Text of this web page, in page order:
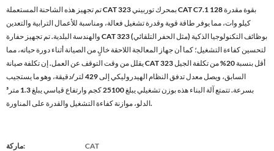
تم تجهيز هذه الشاحنة المستعملة CAT 323 بمحرك توربيني CAT C7.1 بقوة مقدرة 128
كيلو وات، مما يوفر طاقة قوية وقدرة تشغيل فعالة، ومناسبة للأعمال الترابية والتعدين
والهندسة البلدية. تم تجهيز حفارة CAT 323 بوظائف التكنولوجيا الذكية (مثل الحفر التلقائي)
لتحسين كفاءة التشغيل؛ كما أن جهاز المعالجة اللاحقة خالٍ من الصيانة أثناء دورة حياته، مما
يقلل من وقت التوقف عن العمل. إن تكلفة صيانة CAT 323 أقل بنسبة 20% من تكلفة الجيل
السابق، ويصل معدل تدفق النظام الهيدروليكي إلى 429 لتر/دقيقة، وهو ما يستجيب
بسرعة. تتمتع آلة البناء هذه بوزن تشغيلي يبلغ 25100 كجم وارتفاع قياسي يبلغ 1.3 متر³
الدلو، موازنة كفاءة التشغيل والقدرة على المناورة.
ماركة: CAT